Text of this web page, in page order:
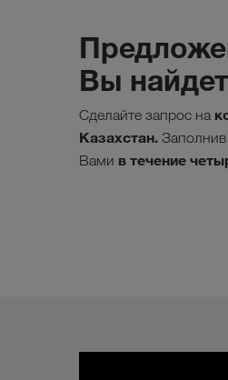
Вы
Сделайте запрос на
Казахстан.
Вами в течение